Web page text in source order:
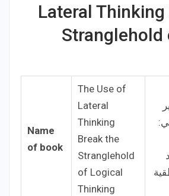
Lateral
Stranglehold
The Use of
Lateral
Thinking
Break the
Stranglehold
of Logical
Thinking
Name
of book